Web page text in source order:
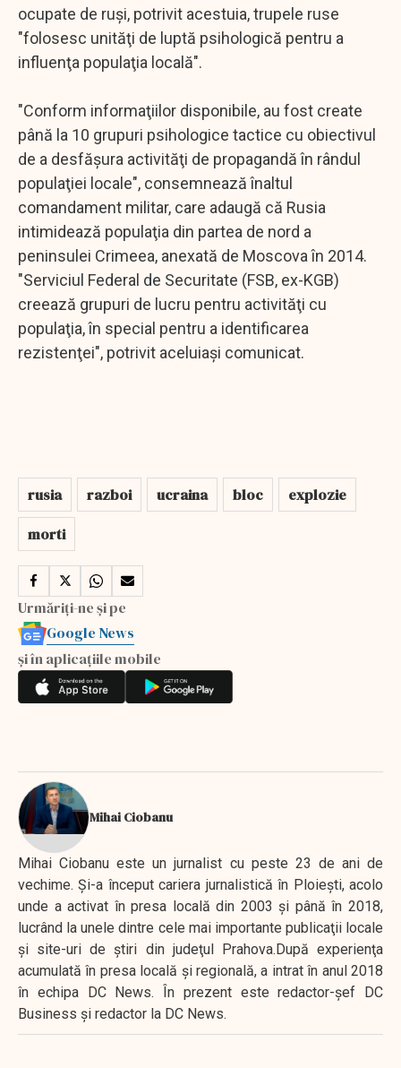
ocupate de ruşi, potrivit acestuia, trupele ruse
"folosesc unităţi de luptă psihologică pentru a
influenţa populaţia locală".
"Conform informaţiilor disponibile, au fost create
până la 10 grupuri psihologice tactice cu obiectivul
de a desfăşura activităţi de propagandă în rândul
populaţiei locale", consemnează înaltul
comandament militar, care adaugă că Rusia
intimidează populaţia din partea de nord a
peninsulei Crimeea, anexată de Moscova în 2014.
"Serviciul Federal de Securitate (FSB, ex-KGB)
creează grupuri de lucru pentru activităţi cu
populaţia, în special pentru a identificarea
rezistenţei", potrivit aceluiaşi comunicat.
rusia razboi ucraina bloc
explozie
morti
Urmăriți-ne și pe
Google News
și în aplicațiile mobile
Mihai Ciobanu
Mihai Ciobanu este un jurnalist cu peste 23 de ani de
vechime. Şi-a început cariera jurnalistică în Ploieşti, acolo
unde a activat în presa locală din 2003 şi până în 2018,
lucrând la unele dintre cele mai importante publicaţii locale
şi site-uri de ştiri din judeţul Prahova.După experienţa
acumulată în presa locală şi regională, a intrat în anul 2018
în echipa DC News. În prezent este redactor-şef DC
Business şi redactor la DC News.